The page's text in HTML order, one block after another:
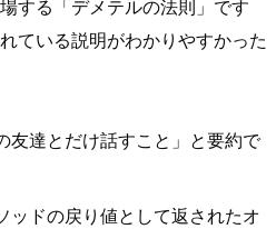
する「デメテルの法則」です
ている説明がわかりやすかった
友達とだけ話すこと」と要約で
ッドの戻り値として返されたオ